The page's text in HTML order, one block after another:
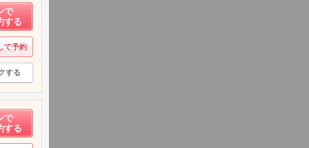
で
する
て予約
する
で
する